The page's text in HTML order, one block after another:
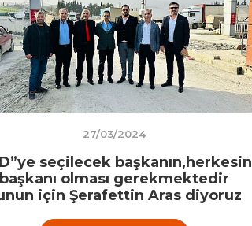
27/03/2024
seçilecek başkanın,herkesin
başkanı olması gerekmektedir
için Şerafettin Aras diyoruz